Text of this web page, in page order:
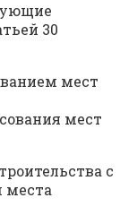
30
мест
мест
с
места